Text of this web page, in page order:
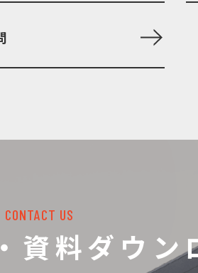
CONTACT US
資料ダウン